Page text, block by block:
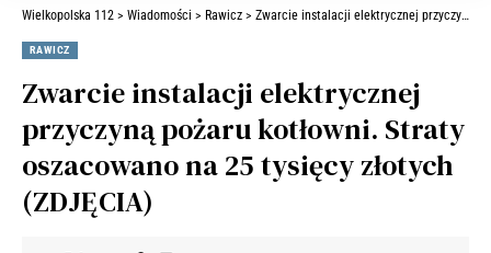
Wielkopolska 112 > Wiadomości > Rawicz > Zwarcie instalacji elektrycznej przyczyną pożaru kotłowni. Straty oszacowano na 25 tysięcy złotych (ZDJĘCIA)
RAWICZ
Zwarcie instalacji elektrycznej
przyczyną pożaru kotłowni. Straty
oszacowano na 25 tysięcy złotych
(ZDJĘCIA)